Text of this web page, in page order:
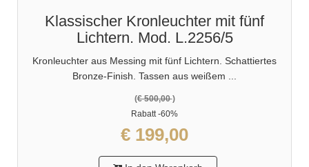
Klassischer Kronleuchter mit fünf
Lichtern. Mod. L.2256/5
Kronleuchter aus Messing mit fünf Lichtern. Schattiertes
Bronze-Finish. Tassen aus weißem ...
(€ 500,00)
Rabatt-60%
€ 199,00